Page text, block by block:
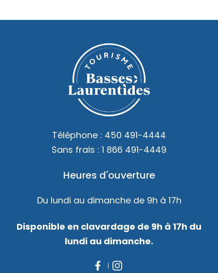
Téléphone : 450 491-4444
Sans frais : 1 866 491-4449
Heures d'ouverture
Du lundi au dimanche de 9h à 17h
Disponible en clavardage de 9h à 17h du
lundi au dimanche.